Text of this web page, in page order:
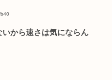
から速さは気にならん